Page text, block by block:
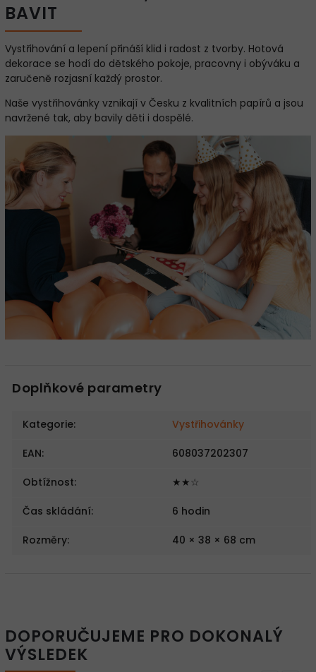
BAVIT
Vystřihování a lepení přináší klid i radost z tvorby. Hotová
dekorace se hodí do dětského pokoje, pracovny i obýváku a
zaručeně rozjasní každý prostor.
Naše vystřihovánky vznikají v Česku z kvalitních papírů a jsou
navržené tak, aby bavily děti i dospělé.
Doplňkové parametry
Kategorie: Vystřihovánky
EAN: 608037202307
Obtížnost: ★★☆
Čas skládání: 6 hodin
Rozměry: 40 × 38 × 68 cm
DOPORUČUJEME PRO DOKONALÝ
VÝSLEDEK